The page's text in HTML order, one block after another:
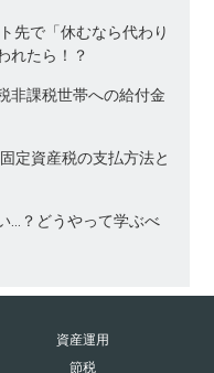
先で「休むなら代わり
れたら！？
非課税世帯への給付金
定資産税の支払方法と
…？どうやって学ぶべ
資産運用
節税